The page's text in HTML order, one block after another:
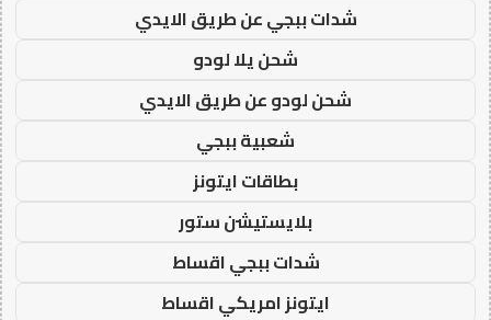
شدات ببجي عن طريق الايدي
شحن يلا لودو
شحن لودو عن طريق الايدي
شعبية ببجي
بطاقات ايتونز
بلايستيشن ستور
شدات ببجي اقساط
ايتونز امريكي اقساط